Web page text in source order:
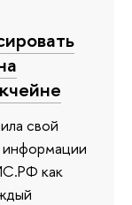
свой
информации
как